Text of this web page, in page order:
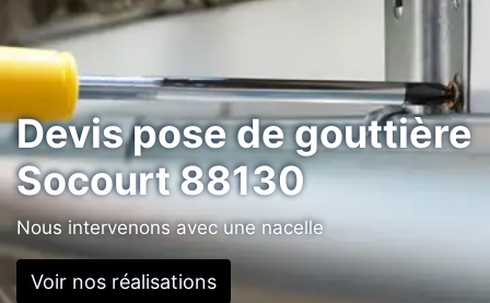
Devis pose de gouttière
Socourt 88130
Nous intervenons avec une nacelle
Voir nos réalisations